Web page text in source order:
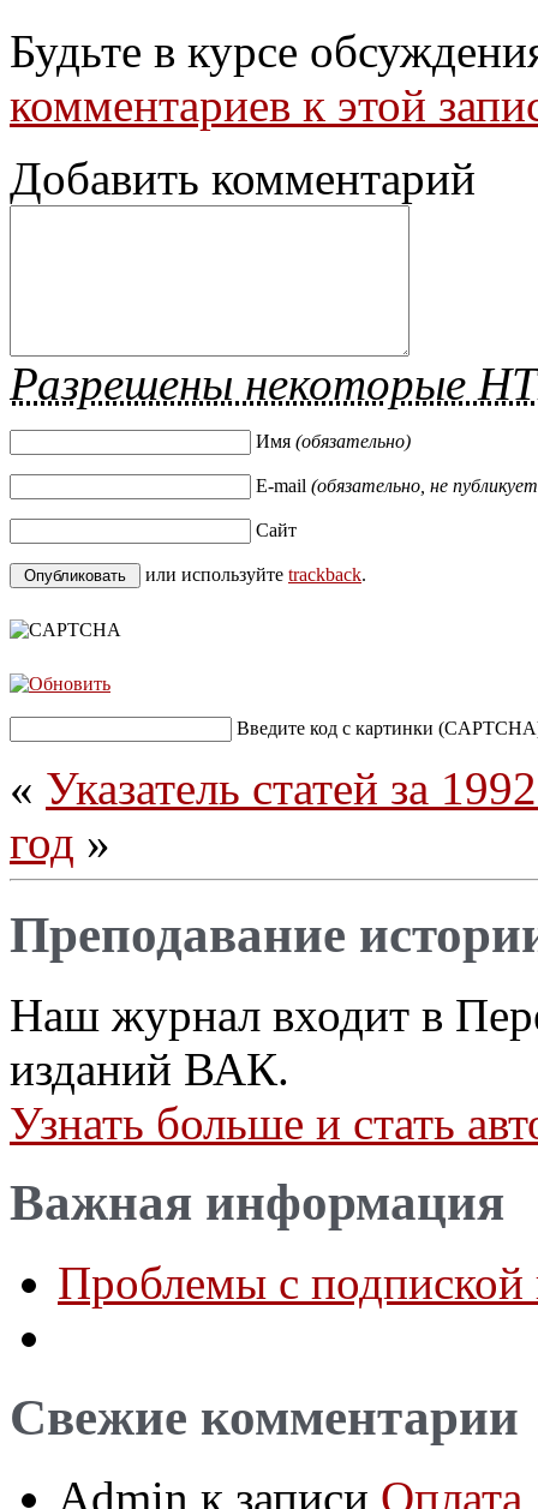
Будьте в курсе
комментариев к этой
Добавить комментарий
Разрешены некоторые
Имя (обязательно)
E-mail (обязательно, не
Сайт
или используйте trackback.
Введите код с картинки
« Указатель статей за
год »
Преподавание
Наш журнал входит в
изданий ВАК.
Узнать больше и стать
Важная информация
Проблемы с
Свежие комментарии
Admin к записи Оплата